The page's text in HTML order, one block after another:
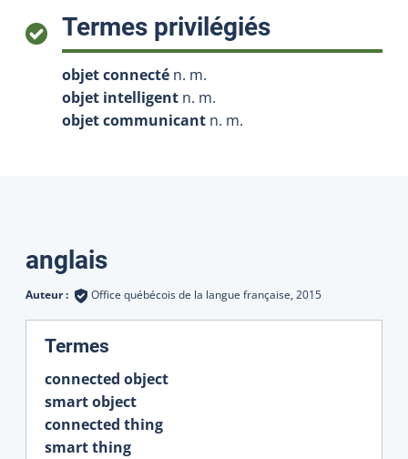
Termes privilégiés:
objet connecté n. m.
objet intelligent n. m.
objet communicant n. m.
Traductions
anglais
Auteur : Office québécois de la langue française, 2015
Termes
connected object
smart object
connected thing
smart thing